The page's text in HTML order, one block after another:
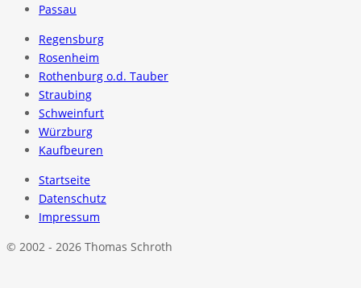
Passau
Regensburg
Rosenheim
Rothenburg o.d. Tauber
Straubing
Schweinfurt
Würzburg
Kaufbeuren
Startseite
Datenschutz
Impressum
© 2002 - 2026 Thomas Schroth